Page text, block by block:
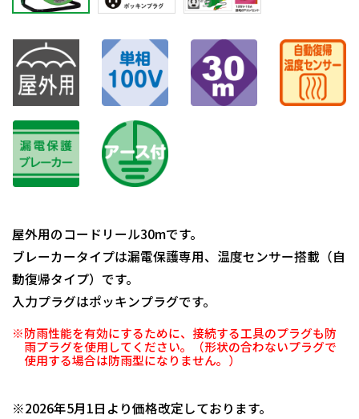
屋外用のコードリール30mです。
ブレーカータイプは漏電保護専用、温度センサー搭載（自
動復帰タイプ）です。
入力プラグはポッキンプラグです。
※防雨性能を有効にするために、接続する工具のプラグも防
雨プラグを使用してください。（形状の合わないプラグで
使用する場合は防雨型になりません。）
※2026年5月1日より価格改定しております。